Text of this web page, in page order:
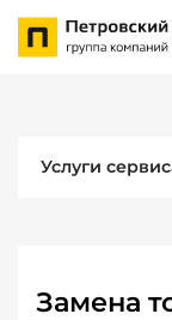
Услуги
Замена